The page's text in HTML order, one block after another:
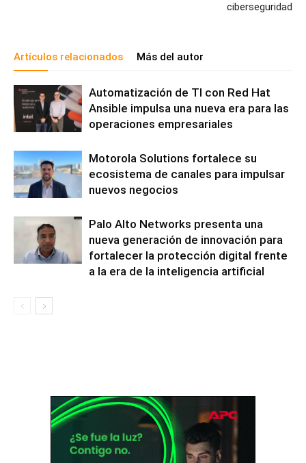
ciberseguridad
Artículos relacionados Más del autor
Automatización de TI con Red Hat
Ansible impulsa una nueva era para las
operaciones empresariales
Motorola Solutions fortalece su
ecosistema de canales para impulsar
nuevos negocios
Palo Alto Networks presenta una
nueva generación de innovación para
fortalecer la protección digital frente
a la era de la inteligencia artificial